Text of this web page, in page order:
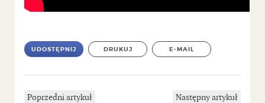
UDOSTĘPNIJ DRUKUJ E-MAIL
Poprzedni artykuł Następny artykuł